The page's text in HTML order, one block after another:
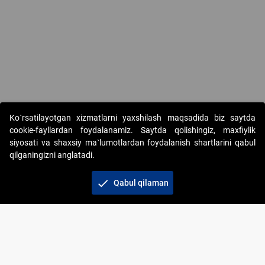
Copyright © 2017-2026. "Elektron onlayn-auksionlarni
tashkil etish" AJ. Barcha huquqlar himoyalangan
Ko`rsatilayotgan xizmatlarni yaxshilash maqsadida biz saytda
cookie-fayllardan foydalanamiz. Saytda qolishingiz, maxfiylik
siyosati va shaxsiy ma`lumotlardan foydalanish shartlarini qabul
qilganingizni anglatadi.
check Qabul qilaman